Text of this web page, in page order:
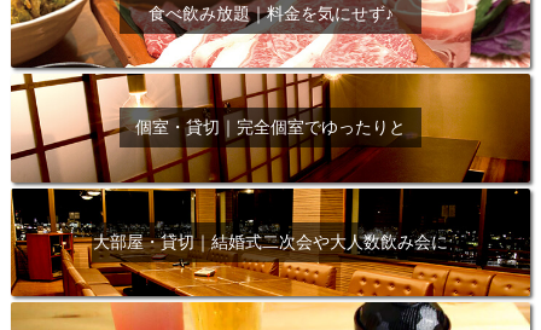
食べ飲み放題｜料金を気にせず♪
個室・貸切｜完全個室でゆったりと
大部屋・貸切｜結婚式二次会や大人数飲み会に